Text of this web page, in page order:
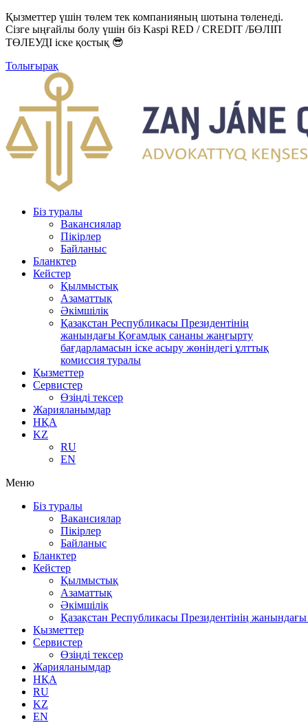
Қызметтер үшін төлем тек компанияның шотына төленеді.
Сізге ыңғайлы болу үшін біз Kaspi RED / CREDIT /БӨЛІП
ТӨЛЕУДІ іске қостық 😎
Толығырақ
Біз туралы
Вакансиялар
Пікірлер
Байланыс
Бланктер
Кейстер
Қылмыстық
Азаматтық
Әкімшілік
Қазақстан Республикасы Президентінің
жанындағы Қоғамдық сананы жаңғырту
бағдарламасын іске асыру жөніндегі ұлттық
комиссия туралы
Қызметтер
Сервистер
Өзіңді тексер
Жарияланымдар
НҚА
KZ
RU
EN
Меню
Біз туралы
Вакансиялар
Пікірлер
Байланыс
Бланктер
Кейстер
Қылмыстық
Азаматтық
Әкімшілік
Қазақстан Республикасы Президентінің
Қызметтер
Сервистер
Өзіңді тексер
Жарияланымдар
НҚА
RU
KZ
EN